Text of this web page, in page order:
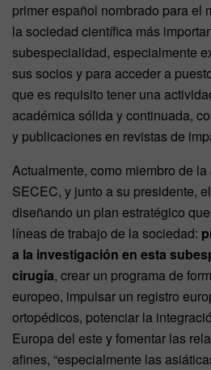
primer español nombrado para el
la sociedad científica más
subespecialidad, especialmente
sus socios y para acceder a
que es requisito tener una
académica sólida y continuada,
y publicaciones en revistas de
Actualmente, como miembro de
SECEC, y junto a su presidente,
diseñando un plan estratégico
líneas de trabajo de la sociedad:
a la investigación en esta
cirugía, crear un programa de
europeo, impulsar un registro
ortopédicos, potenciar la
Europa del este y fomentar las
afines, “especialmente las